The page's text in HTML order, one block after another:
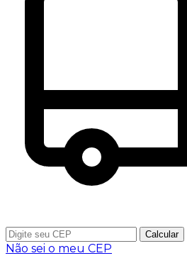
Calcular
Não sei o meu CEP